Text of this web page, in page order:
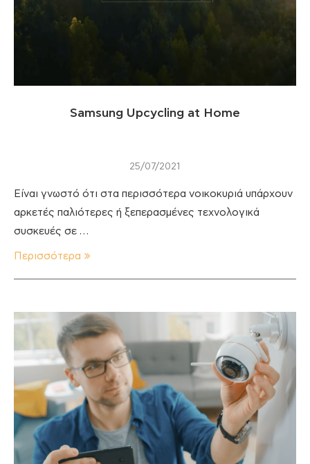
Samsung Upcycling at Home
25/07/2021
Είναι γνωστό ότι στα περισσότερα νοικοκυριά υπάρχουν
αρκετές παλιότερες ή ξεπερασμένες τεχνολογικά
συσκευές σε …
Περισσότερα